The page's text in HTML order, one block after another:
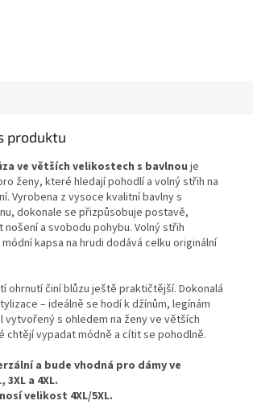
produktu
ve větších velikostech s bavlnou je
ženy, které hledají pohodlí a volný střih na
Vyrobena z vysoce kvalitní bavlny s
dokonale se přizpůsobuje postavě,
a svobodu pohybu. Volný střih
kapsa na hrudi dodává celku originální
ohrnutí činí blůzu ještě praktičtější. Dokonalá
– ideálně se hodí k džínům, legínám
vytvořený s ohledem na ženy ve větších
chtějí vypadat módně a cítit se pohodlně.
a bude vhodná pro dámy ve
a 4XL.
velikost 4XL/5XL.